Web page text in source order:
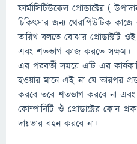
ফার্মাসিটিউকেল প্রোডাক্টের (
চিকিত্সার জন্য থেরাপিউটিক কাজে
তারিখ বলতে বোঝায় প্রোডাক্টটি
এবং শতভাগ কাজ করতে সক্ষম।
এর পরবর্তী সময়ে এটি এর
হওয়ার মানে এই না যে তারপর
করবে তবে শতভাগ করবে না এবং
কোম্পানিটি ঔ প্রোডাক্টের কোন
দায়ভার বহন করবে না।